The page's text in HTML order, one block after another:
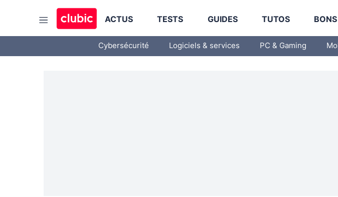
ACTUS TESTS GUIDES TUTOS
Cybersécurité Logiciels & services PC & Gaming